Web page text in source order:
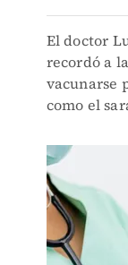
El doctor
recordó a
vacunarse
como el